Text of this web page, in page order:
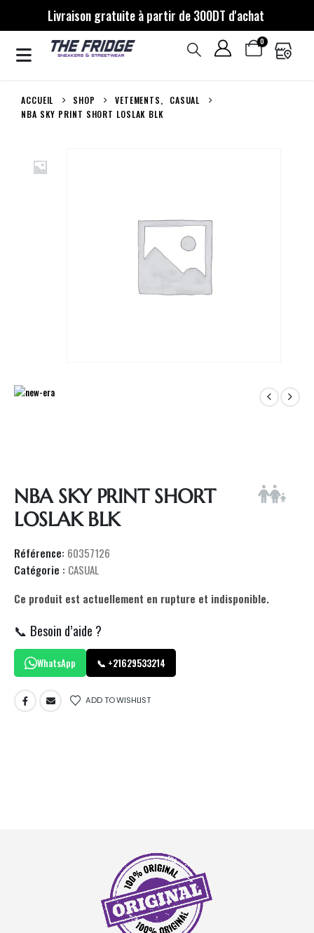
Livraison gratuite à partir de 300DT d'achat
0
ACCUEIL SHOP VETEMENTS,
CASUAL
NBA SKY PRINT SHORT LOSLAK BLK
NBA SKY PRINT SHORT
LOSLAK BLK
Référence: 60357126
Catégorie : CASUAL
Ce produit est actuellement en rupture et indisponible.
📞 Besoin d’aide ?
WhatsApp 📞 +21629533214
ADD TO WISHLIST